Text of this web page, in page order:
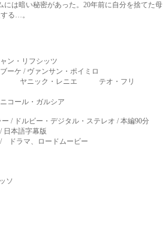
は暗い秘密があった。20年前に自分を捨てた母
る…。
ン・リフシッツ
ーケ / ヴァンサン・ポイミロ
ヤニック・レニエ テオ・フリ
ール・ガルシア
/ ドルビー・デジタル・ステレオ / 本編90分
語字幕版
ドラマ、ロードムービー
ソ